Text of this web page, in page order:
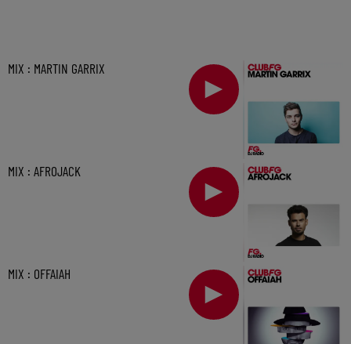
MIX : MARTIN GARRIX
MIX : AFROJACK
MIX : OFFAIAH